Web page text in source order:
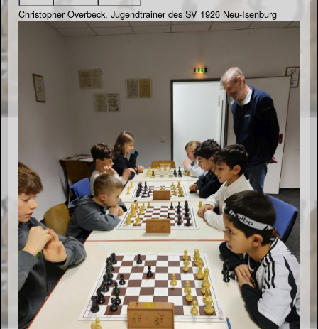
Christopher Overbeck, Jugendtrainer des SV 1926 Neu-Isenburg